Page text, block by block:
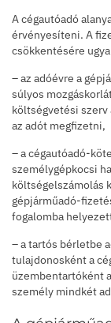
A cégautóadó
érvényesíteni. A
csökkentésére
– az adóévre a
súlyos
költségvetési szerv
az adót megfizetni,
– a cégautóadó-
személygépkocsi
költségelszámolás
gépjárműadó-
fogalomba
– a tartós bérletbe
tulajdonosként a
üzembentartóként
személy mindkét